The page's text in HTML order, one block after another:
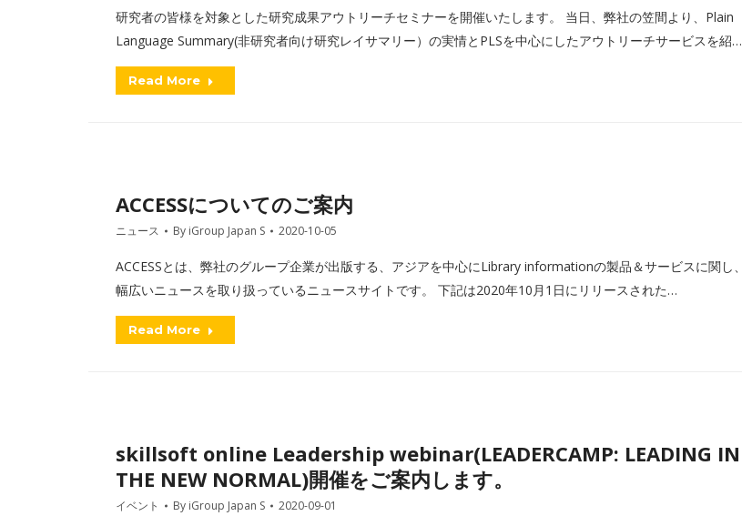
研究者の皆様を対象とした研究成果アウトリーチセミナーを開催いたします。 当日、弊社の笠間より、Plain
Language Summary(非研究者向け研究レイサマリー）の実情とPLSを中心にしたアウトリーチサービスを紹…
Read More
ACCESSについてのご案内
ニュース By iGroup Japan S 2020-10-05
ACCESSとは、弊社のグループ企業が出版する、アジアを中心にLibrary informationの製品＆サービスに関し、
幅広いニュースを取り扱っているニュースサイトです。 下記は2020年10月1日にリリースされた…
Read More
skillsoft online Leadership webinar(LEADERCAMP: LEADING IN
THE NEW NORMAL)開催をご案内します。
イベント By iGroup Japan S 2020-09-01